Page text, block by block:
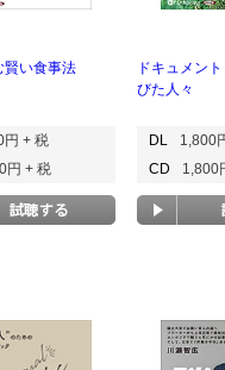
賢い食事法
円 + 税
円 + 税
ドキュメン
びた人々
DL
1,800
CD
1,800